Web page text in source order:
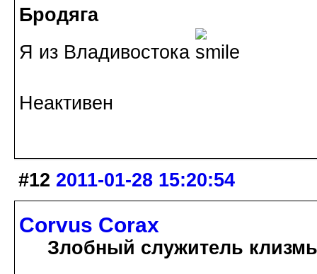
Бродяга
Я из Владивостока
Неактивен
#12 2011-01-28 15:20:54
Corvus Corax
Злобный служитель